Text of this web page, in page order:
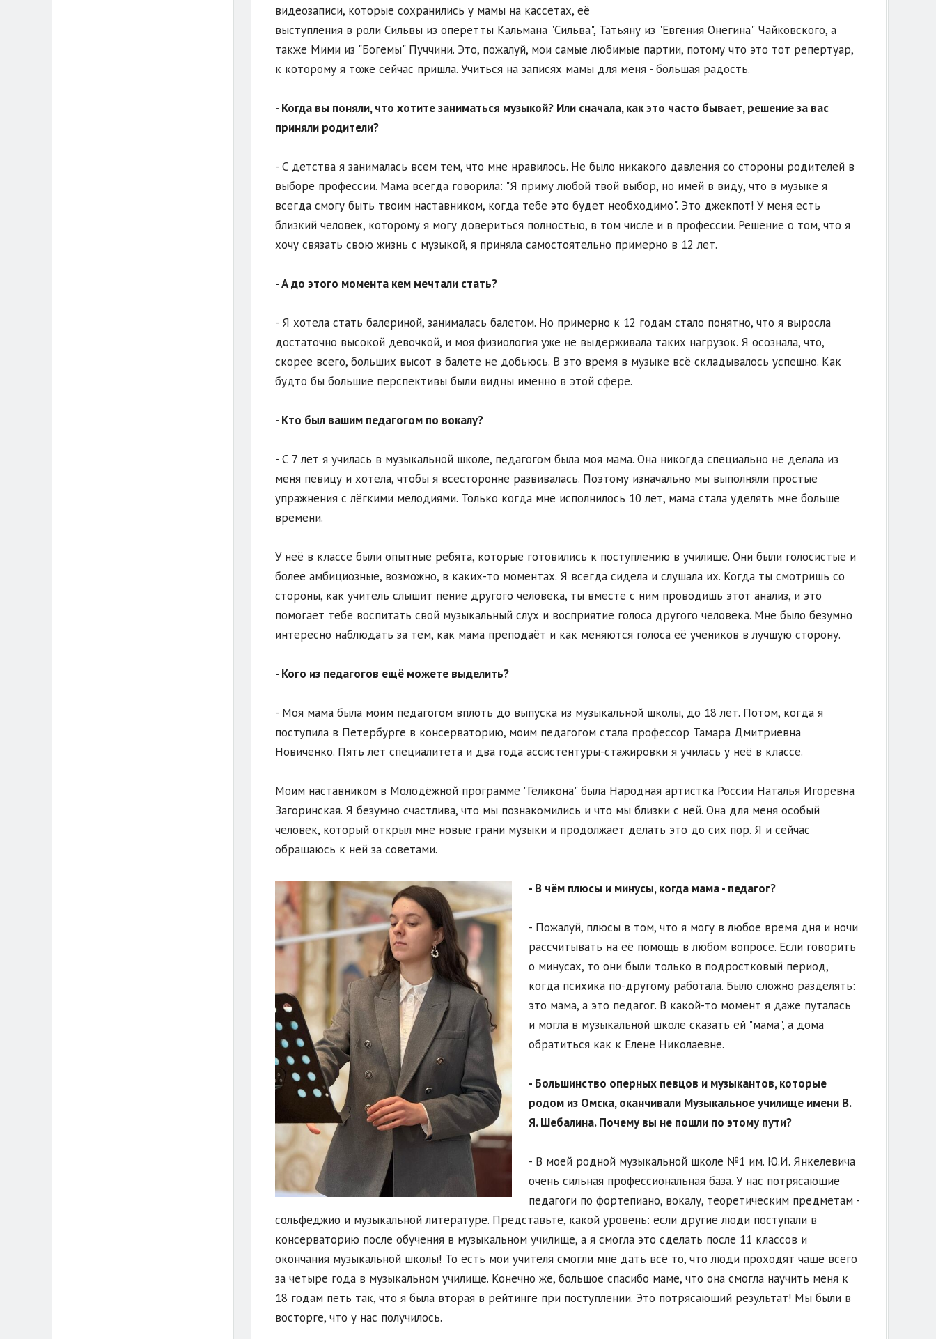
видеозаписи, которые сохранились у мамы на кассетах, её
выступления в роли Сильвы из оперетты Кальмана "Сильва", Татьяну из "Евгения Онегина" Чайковского, а
также Мими из "Богемы" Пуччини. Это, пожалуй, мои самые любимые партии, потому что это тот репертуар,
к которому я тоже сейчас пришла. Учиться на записях мамы для меня - большая радость.
- Когда вы поняли, что хотите заниматься музыкой? Или сначала, как это часто бывает, решение за вас
приняли родители?
- С детства я занималась всем тем, что мне нравилось. Не было никакого давления со стороны родителей в
выборе профессии. Мама всегда говорила: "Я приму любой твой выбор, но имей в виду, что в музыке я
всегда смогу быть твоим наставником, когда тебе это будет необходимо". Это джекпот! У меня есть
близкий человек, которому я могу довериться полностью, в том числе и в профессии. Решение о том, что я
хочу связать свою жизнь с музыкой, я приняла самостоятельно примерно в 12 лет.
- А до этого момента кем мечтали стать?
- Я хотела стать балериной, занималась балетом. Но примерно к 12 годам стало понятно, что я выросла
достаточно высокой девочкой, и моя физиология уже не выдерживала таких нагрузок. Я осознала, что,
скорее всего, больших высот в балете не добьюсь. В это время в музыке всё складывалось успешно. Как
будто бы большие перспективы были видны именно в этой сфере.
- Кто был вашим педагогом по вокалу?
- С 7 лет я училась в музыкальной школе, педагогом была моя мама. Она никогда специально не делала из
меня певицу и хотела, чтобы я всесторонне развивалась. Поэтому изначально мы выполняли простые
упражнения с лёгкими мелодиями. Только когда мне исполнилось 10 лет, мама стала уделять мне больше
времени.
У неё в классе были опытные ребята, которые готовились к поступлению в училище. Они были голосистые и
более амбициозные, возможно, в каких-то моментах. Я всегда сидела и слушала их. Когда ты смотришь со
стороны, как учитель слышит пение другого человека, ты вместе с ним проводишь этот анализ, и это
помогает тебе воспитать свой музыкальный слух и восприятие голоса другого человека. Мне было безумно
интересно наблюдать за тем, как мама преподаёт и как меняются голоса её учеников в лучшую сторону.
- Кого из педагогов ещё можете выделить?
- Моя мама была моим педагогом вплоть до выпуска из музыкальной школы, до 18 лет. Потом, когда я
поступила в Петербурге в консерваторию, моим педагогом стала профессор Тамара Дмитриевна
Новиченко. Пять лет специалитета и два года ассистентуры-стажировки я училась у неё в классе.
Моим наставником в Молодёжной программе "Геликона" была Народная артистка России Наталья Игоревна
Загоринская. Я безумно счастлива, что мы познакомились и что мы близки с ней. Она для меня особый
человек, который открыл мне новые грани музыки и продолжает делать это до сих пор. Я и сейчас
обращаюсь к ней за советами.
- В чём плюсы и минусы, когда мама - педагог?
- Пожалуй, плюсы в том, что я могу в любое время дня и ночи
рассчитывать на её помощь в любом вопросе. Если говорить
о минусах, то они были только в подростковый период,
когда психика по-другому работала. Было сложно разделять:
это мама, а это педагог. В какой-то момент я даже путалась
и могла в музыкальной школе сказать ей "мама", а дома
обратиться как к Елене Николаевне.
- Большинство оперных певцов и музыкантов, которые
родом из Омска, оканчивали Музыкальное училище имени В.
Я. Шебалина. Почему вы не пошли по этому пути?
- В моей родной музыкальной школе №1 им. Ю.И. Янкелевича
очень сильная профессиональная база. У нас потрясающие
педагоги по фортепиано, вокалу, теоретическим предметам -
сольфеджио и музыкальной литературе. Представьте, какой уровень: если другие люди поступали в
консерваторию после обучения в музыкальном училище, а я смогла это сделать после 11 классов и
окончания музыкальной школы! То есть мои учителя смогли мне дать всё то, что люди проходят чаще всего
за четыре года в музыкальном училище. Конечно же, большое спасибо маме, что она смогла научить меня к
18 годам петь так, что я была вторая в рейтинге при поступлении. Это потрясающий результат! Мы были в
восторге, что у нас получилось.